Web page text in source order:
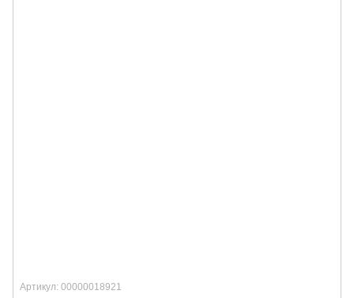
Артикул: 00000018921